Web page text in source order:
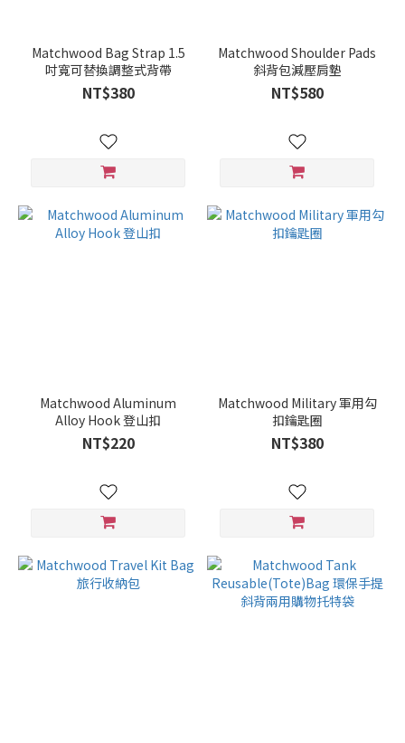
Matchwood Bag Strap 1.5
吋寬可替換調整式背帶
NT$380
Matchwood Shoulder Pads
斜背包減壓肩墊
NT$580
Matchwood Aluminum
Alloy Hook 登山扣
NT$220
Matchwood Military 軍用勾
扣鑰匙圈
NT$380